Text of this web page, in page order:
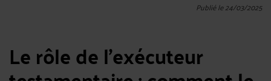
Publié le 24/03/2025
Le rôle de l’exécuteur